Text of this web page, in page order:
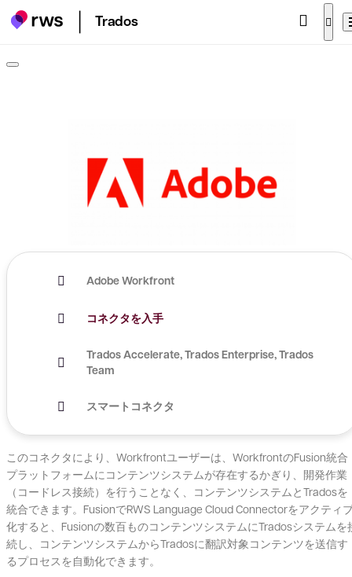
Trados
Adobe Workfront
コネクタを入手
Trados Accelerate Trados Enterprise Trados
Team
スマートコネクタ
このコネクタにより、Workfrontユーザーは、WorkfrontのFusion統合
プラットフォームにコンテンツシステムが存在するかぎり、開発作業
（コードレス接続）を行うことなく、コンテンツシステムとTradosを
統合できます。FusionでRWS Language Cloud Connectorをアクティ
化すると、Fusionの数百ものコンテンツシステムにTradosシステムを
続し、コンテンツシステムからTradosに翻訳対象コンテンツを送信す
るプロセスを自動化できます。